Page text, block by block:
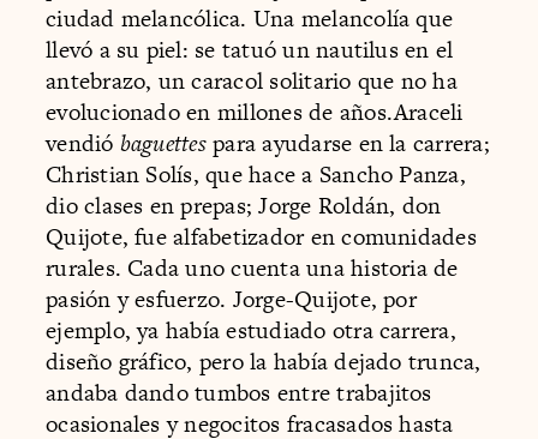
ciudad melancólica. Una melancolía que
llevó a su piel: se tatuó un nautilus en el
antebrazo, un caracol solitario que no ha
evolucionado en millones de años.Araceli
vendió baguettespara ayudarse en la carrera;
Christian Solís, que hace a Sancho Panza,
dio clases en prepas; Jorge Roldán, don
Quijote, fue alfabetizador en comunidades
rurales. Cada uno cuenta una historia de
pasión y esfuerzo. Jorge-Quijote, por
ejemplo, ya había estudiado otra carrera,
diseño gráfico, pero la había dejado trunca,
andaba dando tumbos entre trabajitos
ocasionales y negocitos fracasados hasta